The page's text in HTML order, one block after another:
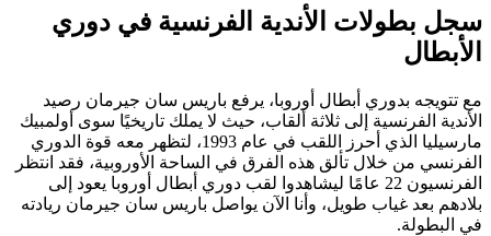
سجل بطولات الأندية الفرنسية في دوري
الأبطال
مع تتويجه بدوري أبطال أوروبا، يرفع باريس سان جيرمان رصيد
الأندية الفرنسية إلى ثلاثة ألقاب، حيث لا يملك تاريخيًا سوى أولمبيك
مارسيليا الذي أحرز اللقب في عام 1993، لتظهر معه قوة الدوري
الفرنسي من خلال تألق هذه الفرق في الساحة الأوروبية، فقد انتظر
الفرنسيون 22 عامًا ليشاهدوا لقب دوري أبطال أوروبا يعود إلى
بلادهم بعد غياب طويل، وأنا الآن يواصل باريس سان جيرمان ريادته
في البطولة.